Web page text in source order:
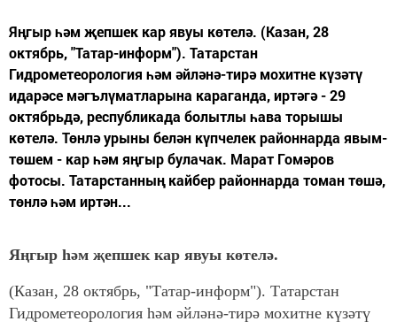
Яңгыр һәм җепшек кар явуы көтелә. (Казан, 28
октябрь, "Татар-информ"). Татарстан
Гидрометеорология һәм әйләнә-тирә мохитне күзәтү
идарәсе мәгълүматларына караганда, иртәгә - 29
октябрьдә, республикада болытлы һава торышы
көтелә. Төнлә урыны белән күпчелек районнарда явым-
төшем - кар һәм яңгыр булачак. Марат Гомәров
фотосы. Татарстанның кайбер районнарда томан төшә,
төнлә һәм иртән...
Яңгыр һәм җепшек кар явуы көтелә.
(Казан, 28 октябрь, "Татар-информ"). Татарстан
Гидрометеорология һәм әйләнә-тирә мохитне күзәтү